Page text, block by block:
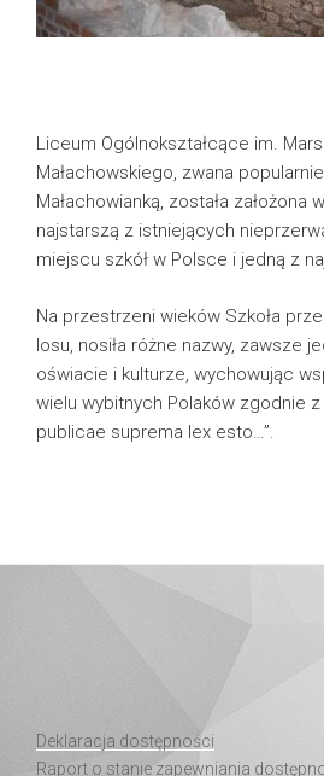
Liceum Ogólnokształcące im.
Małachowskiego, zwana
Małachowianką, została założona
najstarszą z istniejących
miejscu szkół w Polsce i jedną z
Na przestrzeni wieków Szkoła
losu, nosiła różne nazwy, zawsze
oświacie i kulturze, wychowując
wielu wybitnych Polaków zgodnie z
publicae suprema lex esto…”.
Deklaracja dostępności
Raport o stanie zapewniania